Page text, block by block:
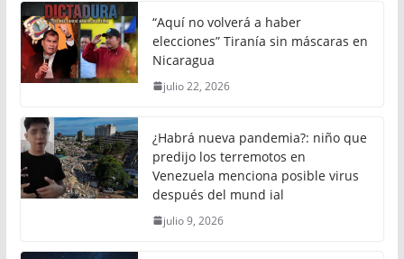
“Aquí no volverá a haber
elecciones” Tiranía sin máscaras en
Nicaragua
julio 22, 2026
¿Habrá nueva pandemia?: niño que
predijo los terremotos en
Venezuela menciona posible virus
después del mund ial
julio 9, 2026